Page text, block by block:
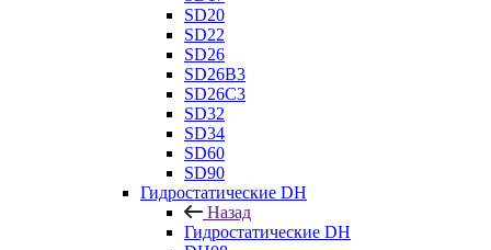
SD20
SD22
SD26
SD26B3
SD26C3
SD32
SD34
SD60
SD90
Гидростатические DH
Назад
Гидростатические DH